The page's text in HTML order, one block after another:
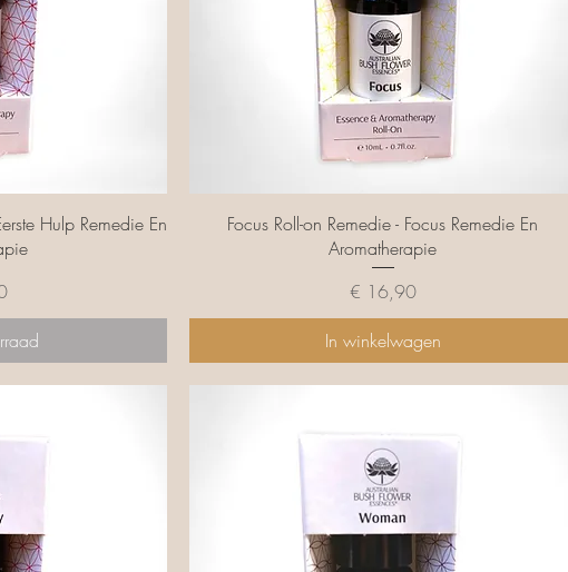
Hulp Remedie En
Snel overzicht
Focus Roll-on Remedie - Focus Remedie En
Aromatherapie
Prijs
€ 16,90
In winkelwagen